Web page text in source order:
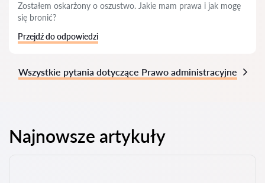
Zostałem oskarżony o oszustwo. Jakie mam prawa i jak mogę
się bronić?
Przejdź do odpowiedzi
Wszystkie pytania dotyczące Prawo administracyjne
Najnowsze artykuły